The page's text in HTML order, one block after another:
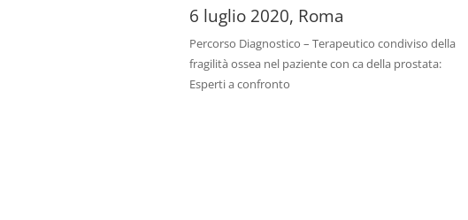
6 luglio 2020, Roma
Percorso Diagnostico – Terapeutico condiviso della
fragilità ossea nel paziente con ca della prostata:
Esperti a confronto